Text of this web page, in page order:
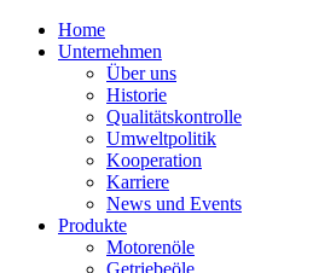
Home
Unternehmen
Über uns
Historie
Qualitätskontrolle
Umweltpolitik
Kooperation
Karriere
News und Events
Produkte
Motorenöle
Getriebeöle